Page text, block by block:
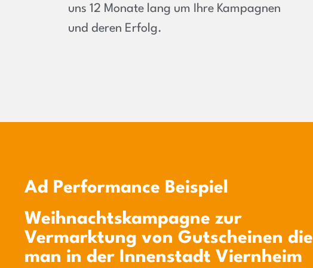
uns 12 Monate lang um Ihre Kampagnen
und deren Erfolg.
Ad Performance Beispiel
Weihnachtskampagne zur
Vermarktung von Gutscheinen die
man in der Innenstadt Viernheim